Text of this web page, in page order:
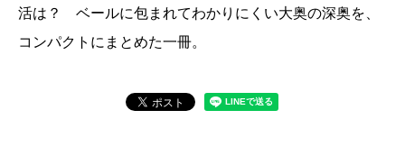
活は？ ベールに包まれてわかりにくい大奥の深奥を、
コンパクトにまとめた一冊。